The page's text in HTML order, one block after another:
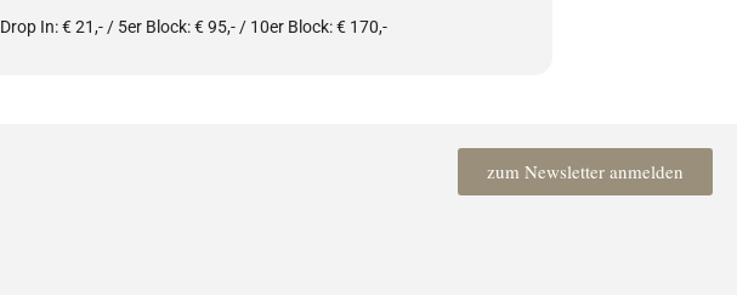
Drop In: € 21,- / 5er Block: € 95,- / 10er Block: € 170,-
zum Newsletter anmelden